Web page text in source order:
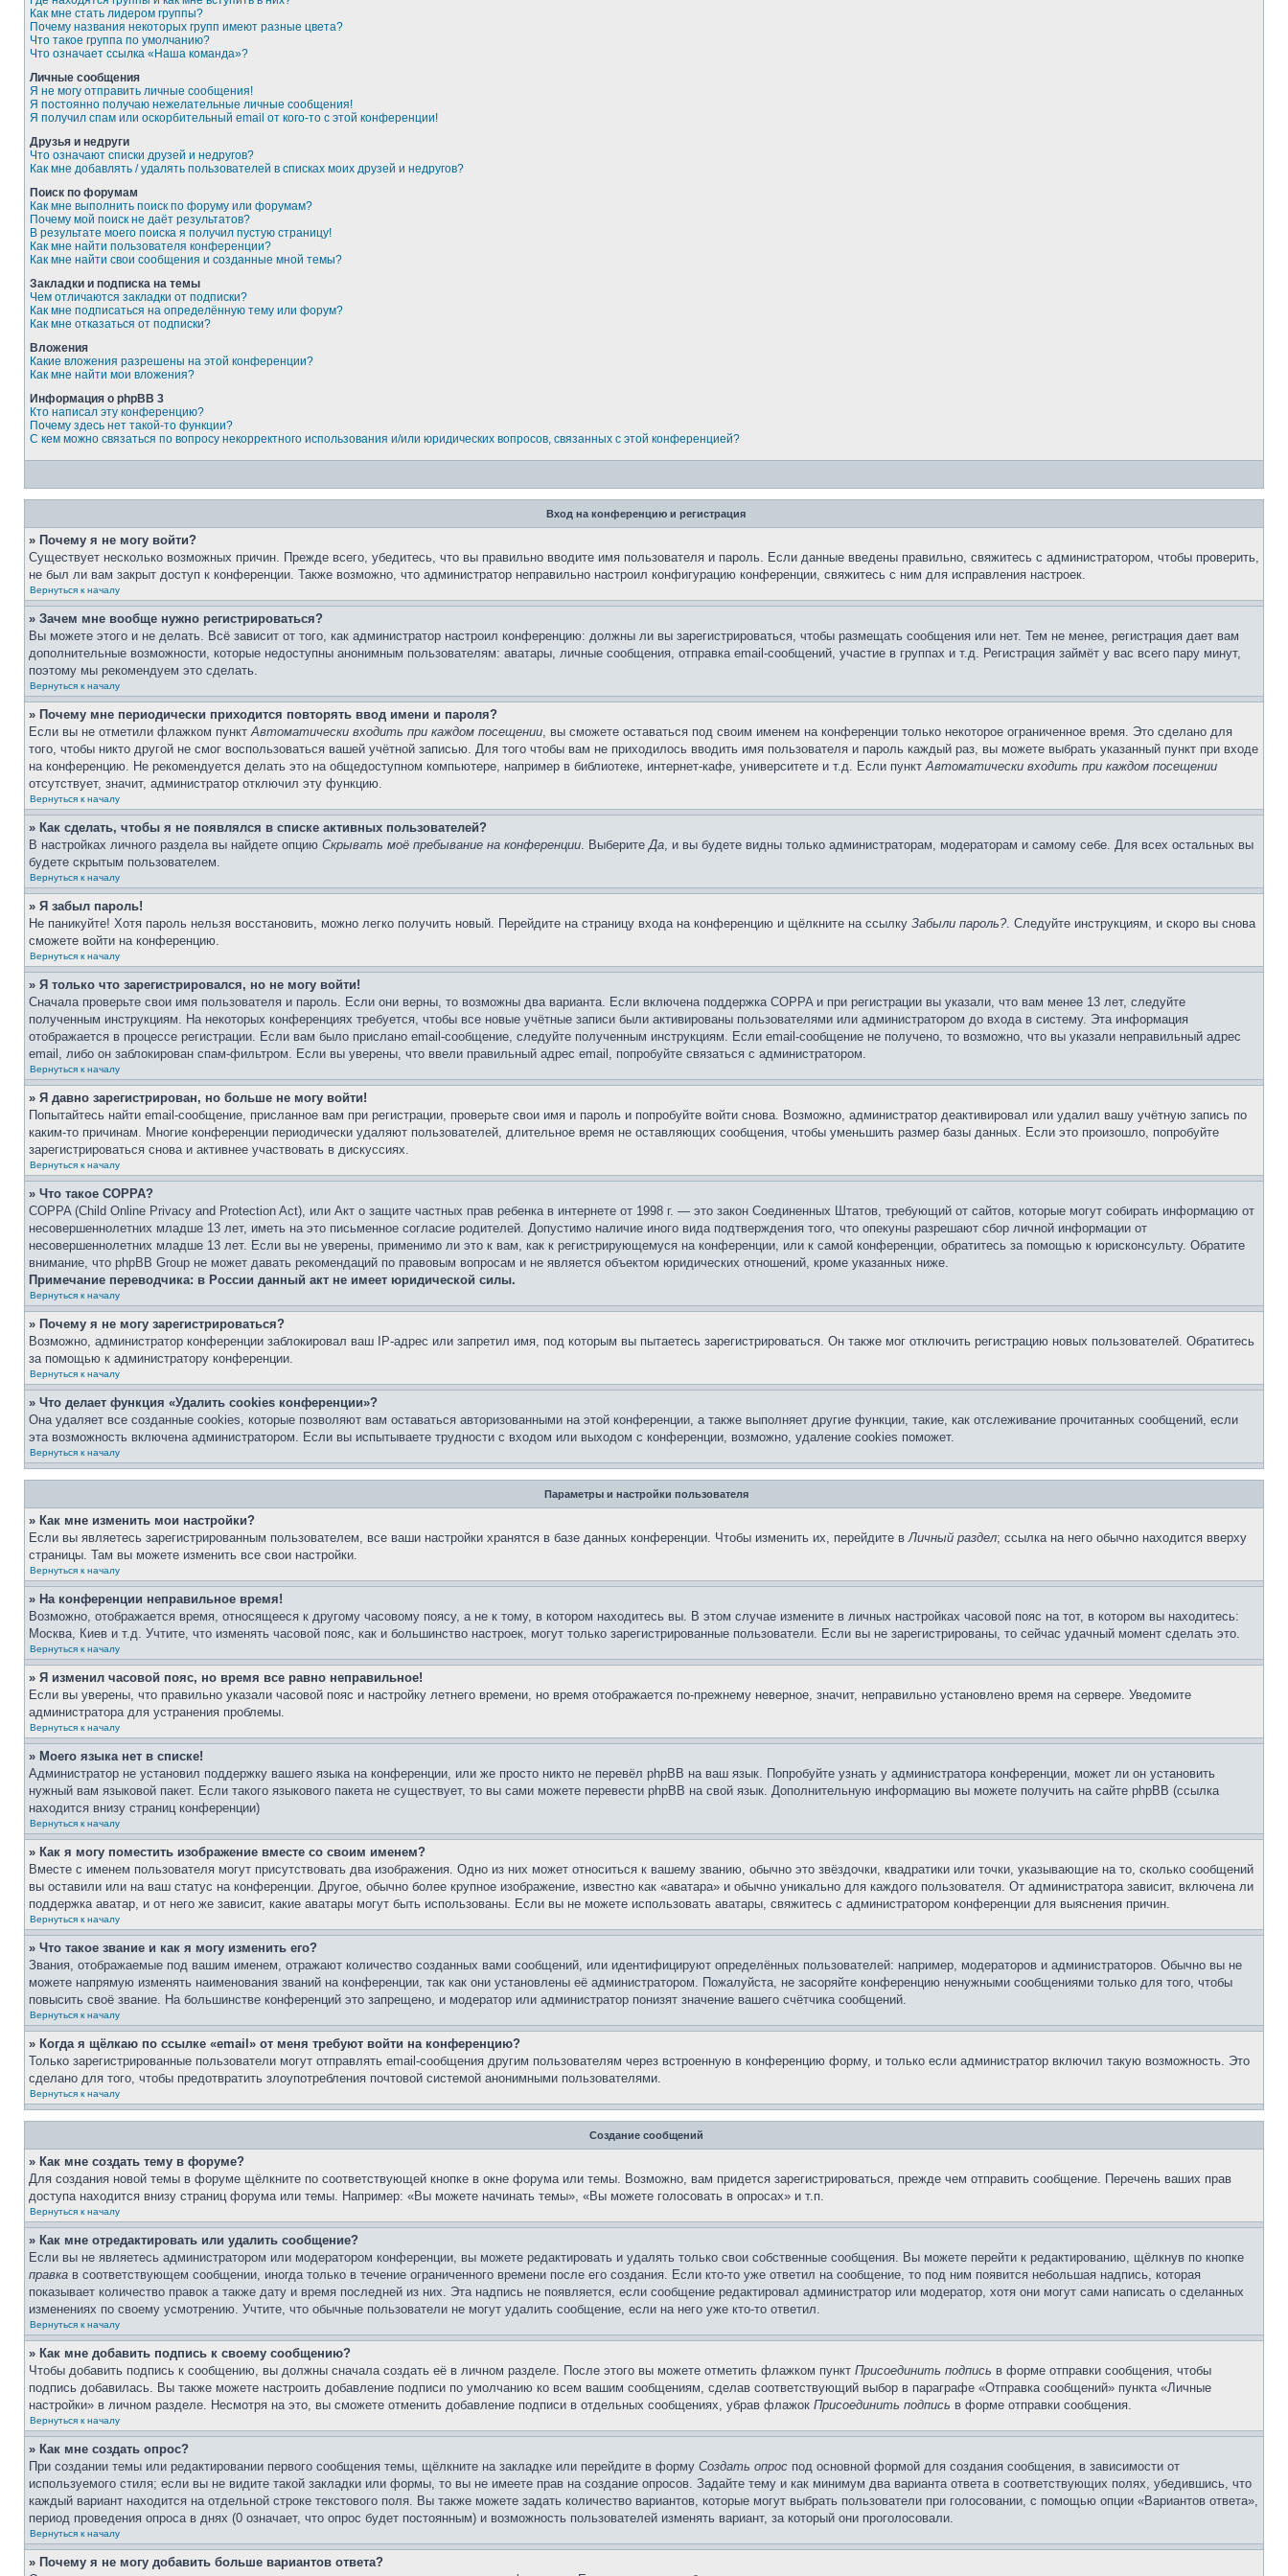
Как мне стать лидером группы?
Почему названия некоторых групп имеют разные цвета?
Что такое группа по умолчанию?
Что означает ссылка «Наша команда»?
Личные сообщения
Я не могу отправить личные сообщения!
Я постоянно получаю нежелательные личные сообщения!
Я получил спам или оскорбительный email от кого-то с этой конференции!
Друзья и недруги
Что означают списки друзей и недругов?
Как мне добавлять / удалять пользователей в списках моих друзей и недругов?
Поиск по форумам
Как мне выполнить поиск по форуму или форумам?
Почему мой поиск не даёт результатов?
В результате моего поиска я получил пустую страницу!
Как мне найти пользователя конференции?
Как мне найти свои сообщения и созданные мной темы?
Закладки и подписка на темы
Чем отличаются закладки от подписки?
Как мне подписаться на определённую тему или форум?
Как мне отказаться от подписки?
Вложения
Какие вложения разрешены на этой конференции?
Как мне найти мои вложения?
Информация о phpBB 3
Кто написал эту конференцию?
Почему здесь нет такой-то функции?
С кем можно связаться по вопросу некорректного использования и/или юридических вопросов, связанных с этой конференцией?
Вход на конференцию и регистрация
» Почему я не могу войти?
Существует несколько возможных причин. Прежде всего, убедитесь, что вы правильно вводите имя пользователя и пароль. Если данные введены правильно, свяжитесь с администратором, чтобы проверить,
не был ли вам закрыт доступ к конференции. Также возможно, что администратор неправильно настроил конфигурацию конференции, свяжитесь с ним для исправления настроек.
Вернуться к началу
» Зачем мне вообще нужно регистрироваться?
Вы можете этого и не делать. Всё зависит от того, как администратор настроил конференцию: должны ли вы зарегистрироваться, чтобы размещать сообщения или нет. Тем не менее, регистрация дает вам
дополнительные возможности, которые недоступны анонимным пользователям: аватары, личные сообщения, отправка email-сообщений, участие в группах и т.д. Регистрация займёт у вас всего пару минут,
поэтому мы рекомендуем это сделать.
Вернуться к началу
» Почему мне периодически приходится повторять ввод имени и пароля?
Если вы не отметили флажком пунктАвтоматически входить при каждом посещении, вы сможете оставаться под своим именем на конференции только некоторое ограниченное время. Это сделано для
того, чтобы никто другой не смог воспользоваться вашей учётной записью. Для того чтобы вам не приходилось вводить имя пользователя и пароль каждый раз, вы можете выбрать указанный пункт при входе
на конференцию. Не рекомендуется делать это на общедоступном компьютере, например в библиотеке, интернет-кафе, университете и т.д. Если пунктАвтоматически входить при каждом посещении
отсутствует, значит, администратор отключил эту функцию.
Вернуться к началу
» Как сделать, чтобы я не появлялся в списке активных пользователей?
В настройках личного раздела вы найдете опцию Скрывать моё пребывание на конференции. ВыберитеДа, и вы будете видны только администраторам, модераторам и самому себе. Для всех остальных вы
будете скрытым пользователем.
Вернуться к началу
» Я забыл пароль!
Не паникуйте! Хотя пароль нельзя восстановить, можно легко получить новый. Перейдите на страницу входа на конференцию и щёлкните на ссылку Забыли пароль?. Следуйте инструкциям, и скоро вы снова
сможете войти на конференцию.
Вернуться к началу
» Я только что зарегистрировался, но не могу войти!
Сначала проверьте свои имя пользователя и пароль. Если они верны, то возможны два варианта. Если включена поддержка COPPA и при регистрации вы указали, что вам менее 13 лет, следуйте
полученным инструкциям. На некоторых конференциях требуется, чтобы все новые учётные записи были активированы пользователями или администратором до входа в систему. Эта информация
отображается в процессе регистрации. Если вам было прислано email-сообщение, следуйте полученным инструкциям. Если email-сообщение не получено, то возможно, что вы указали неправильный адрес
email, либо он заблокирован спам-фильтром. Если вы уверены, что ввели правильный адрес email, попробуйте связаться с администратором.
Вернуться к началу
» Я давно зарегистрирован, но больше не могу войти!
Попытайтесь найти email-сообщение, присланное вам при регистрации, проверьте свои имя и пароль и попробуйте войти снова. Возможно, администратор деактивировал или удалил вашу учётную запись по
каким-то причинам. Многие конференции периодически удаляют пользователей, длительное время не оставляющих сообщения, чтобы уменьшить размер базы данных. Если это произошло, попробуйте
зарегистрироваться снова и активнее участвовать в дискуссиях.
Вернуться к началу
» Что такое COPPA?
COPPA (Child Online Privacy and Protection Act), или Акт о защите частных прав ребенка в интернете от 1998 г. — это закон Соединенных Штатов, требующий от сайтов, которые могут собирать информацию от
несовершеннолетних младше 13 лет, иметь на это письменное согласие родителей. Допустимо наличие иного вида подтверждения того, что опекуны разрешают сбор личной информации от
несовершеннолетних младше 13 лет. Если вы не уверены, применимо ли это к вам, как к регистрирующемуся на конференции, или к самой конференции, обратитесь за помощью к юрисконсульту. Обратите
внимание, что phpBB Group не может давать рекомендаций по правовым вопросам и не является объектом юридических отношений, кроме указанных ниже.
Примечание переводчика: в России данный акт не имеет юридической силы.
Вернуться к началу
» Почему я не могу зарегистрироваться?
Возможно, администратор конференции заблокировал ваш IP-адрес или запретил имя, под которым вы пытаетесь зарегистрироваться. Он также мог отключить регистрацию новых пользователей. Обратитесь
за помощью к администратору конференции.
Вернуться к началу
» Что делает функция «Удалить cookies конференции»?
Она удаляет все созданные cookies, которые позволяют вам оставаться авторизованными на этой конференции, а также выполняет другие функции, такие, как отслеживание прочитанных сообщений, если
эта возможность включена администратором. Если вы испытываете трудности с входом или выходом с конференции, возможно, удаление cookies поможет.
Вернуться к началу
Параметры и настройки пользователя
» Как мне изменить мои настройки?
Если вы являетесь зарегистрированным пользователем, все ваши настройки хранятся в базе данных конференции. Чтобы изменить их, перейдите вЛичный раздел; ссылка на него обычно находится вверху
страницы. Там вы можете изменить все свои настройки.
Вернуться к началу
» На конференции неправильное время!
Возможно, отображается время, относящееся к другому часовому поясу, а не к тому, в котором находитесь вы. В этом случае измените в личных настройках часовой пояс на тот, в котором вы находитесь:
Москва, Киев и т.д. Учтите, что изменять часовой пояс, как и большинство настроек, могут только зарегистрированные пользователи. Если вы не зарегистрированы, то сейчас удачный момент сделать это.
Вернуться к началу
» Я изменил часовой пояс, но время все равно неправильное!
Если вы уверены, что правильно указали часовой пояс и настройку летнего времени, но время отображается по-прежнему неверное, значит, неправильно установлено время на сервере. Уведомите
администратора для устранения проблемы.
Вернуться к началу
» Моего языка нет в списке!
Администратор не установил поддержку вашего языка на конференции, или же просто никто не перевёл phpBB на ваш язык. Попробуйте узнать у администратора конференции, может ли он установить
нужный вам языковой пакет. Если такого языкового пакета не существует, то вы сами можете перевести phpBB на свой язык. Дополнительную информацию вы можете получить на сайте phpBB (ссылка
находится внизу страниц конференции)
Вернуться к началу
» Как я могу поместить изображение вместе со своим именем?
Вместе с именем пользователя могут присутствовать два изображения. Одно из них может относиться к вашему званию, обычно это звёздочки, квадратики или точки, указывающие на то, сколько сообщений
вы оставили или на ваш статус на конференции. Другое, обычно более крупное изображение, известно как «аватара» и обычно уникально для каждого пользователя. От администратора зависит, включена ли
поддержка аватар, и от него же зависит, какие аватары могут быть использованы. Если вы не можете использовать аватары, свяжитесь с администратором конференции для выяснения причин.
Вернуться к началу
» Что такое звание и как я могу изменить его?
Звания, отображаемые под вашим именем, отражают количество созданных вами сообщений, или идентифицируют определённых пользователей: например, модераторов и администраторов. Обычно вы не
можете напрямую изменять наименования званий на конференции, так как они установлены её администратором. Пожалуйста, не засоряйте конференцию ненужными сообщениями только для того, чтобы
повысить своё звание. На большинстве конференций это запрещено, и модератор или администратор понизят значение вашего счётчика сообщений.
Вернуться к началу
» Когда я щёлкаю по ссылке «email» от меня требуют войти на конференцию?
Только зарегистрированные пользователи могут отправлять email-сообщения другим пользователям через встроенную в конференцию форму, и только если администратор включил такую возможность. Это
сделано для того, чтобы предотвратить злоупотребления почтовой системой анонимными пользователями.
Вернуться к началу
Создание сообщений
» Как мне создать тему в форуме?
Для создания новой темы в форуме щёлкните по соответствующей кнопке в окне форума или темы. Возможно, вам придется зарегистрироваться, прежде чем отправить сообщение. Перечень ваших прав
доступа находится внизу страниц форума или темы. Например: «Вы можете начинать темы», «Вы можете голосовать в опросах» и т.п.
Вернуться к началу
» Как мне отредактировать или удалить сообщение?
Если вы не являетесь администратором или модератором конференции, вы можете редактировать и удалять только свои собственные сообщения. Вы можете перейти к редактированию, щёлкнув по кнопке
правка в соответствующем сообщении, иногда только в течение ограниченного времени после его создания. Если кто-то уже ответил на сообщение, то под ним появится небольшая надпись, которая
показывает количество правок а также дату и время последней из них. Эта надпись не появляется, если сообщение редактировал администратор или модератор, хотя они могут сами написать о сделанных
изменениях по своему усмотрению. Учтите, что обычные пользователи не могут удалить сообщение, если на него уже кто-то ответил.
Вернуться к началу
» Как мне добавить подпись к своему сообщению?
Чтобы добавить подпись к сообщению, вы должны сначала создать её в личном разделе. После этого вы можете отметить флажком пункт Присоединить подпись в форме отправки сообщения, чтобы
подпись добавилась. Вы также можете настроить добавление подписи по умолчанию ко всем вашим сообщениям, сделав соответствующий выбор в параграфе «Отправка сообщений» пункта «Личные
настройки» в личном разделе. Несмотря на это, вы сможете отменить добавление подписи в отдельных сообщениях, убрав флажок Присоединить подпись в форме отправки сообщения.
Вернуться к началу
» Как мне создать опрос?
При создании темы или редактировании первого сообщения темы, щёлкните на закладке или перейдите в форму Создать опрос под основной формой для создания сообщения, в зависимости от
используемого стиля; если вы не видите такой закладки или формы, то вы не имеете прав на создание опросов. Задайте тему и как минимум два варианта ответа в соответствующих полях, убедившись, что
каждый вариант находится на отдельной строке текстового поля. Вы также можете задать количество вариантов, которые могут выбрать пользователи при голосовании, с помощью опции «Вариантов ответа»,
период проведения опроса в днях (0 означает, что опрос будет постоянным) и возможность пользователей изменять вариант, за который они проголосовали.
Вернуться к началу
» Почему я не могу добавить больше вариантов ответа?